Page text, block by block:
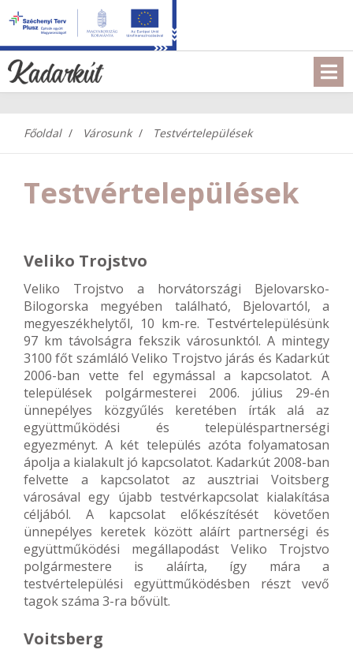
Főoldal Városunk Testvértelepülések
Testvértelepülések
Veliko Trojstvo
Veliko Trojstvo a horvátországi Bjelovarsko-
Bilogorska megyében található, Bjelovartól, a
megyeszékhelytől, 10 km-re. Testvértelepülésünk
97 km távolságra fekszik városunktól. A mintegy
3100 főt számláló Veliko Trojstvo járás és Kadarkút
2006-ban vette fel egymással a kapcsolatot. A
települések polgármesterei 2006. július 29-én
ünnepélyes közgyűlés keretében írták alá az
együttműködési és településpartnerségi
egyezményt. A két település azóta folyamatosan
ápolja a kialakult jó kapcsolatot. Kadarkút 2008-ban
felvette a kapcsolatot az ausztriai Voitsberg
városával egy újabb testvérkapcsolat kialakítása
céljából. A kapcsolat előkészítését követően
ünnepélyes keretek között aláírt partnerségi és
együttműködési megállapodást Veliko Trojstvo
polgármestere is aláírta, így mára a
testvértelepülési együttműködésben részt vevő
tagok száma 3-ra bővült.
Voitsberg